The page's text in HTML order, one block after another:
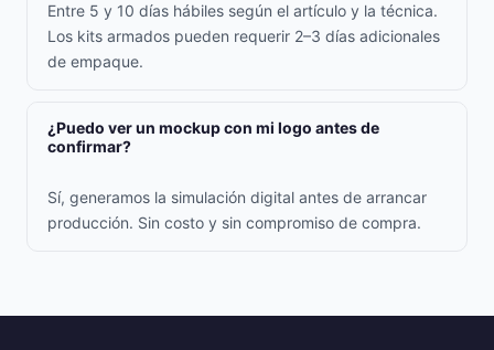
Entre 5 y 10 días hábiles según el artículo y la técnica.
Los kits armados pueden requerir 2–3 días adicionales
de empaque.
¿Puedo ver un mockup con mi logo antes de
confirmar?
Sí, generamos la simulación digital antes de arrancar
producción. Sin costo y sin compromiso de compra.